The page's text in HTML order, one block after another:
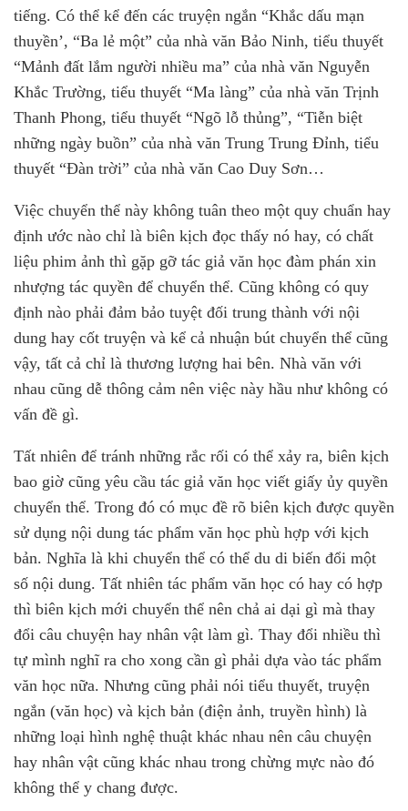
tiếng. Có thể kể đến các truyện ngắn “Khắc dấu mạn
thuyền’, “Ba lẻ một” của nhà văn Bảo Ninh, tiểu thuyết
“Mảnh đất lắm người nhiều ma” của nhà văn Nguyễn
Khắc Trường, tiểu thuyết “Ma làng” của nhà văn Trịnh
Thanh Phong, tiểu thuyết “Ngõ lỗ thủng”, “Tiễn biệt
những ngày buồn” của nhà văn Trung Trung Đỉnh, tiểu
thuyết “Đàn trời” của nhà văn Cao Duy Sơn…
Việc chuyển thể này không tuân theo một quy chuẩn hay
định ước nào chỉ là biên kịch đọc thấy nó hay, có chất
liệu phim ảnh thì gặp gỡ tác giả văn học đàm phán xin
nhượng tác quyền để chuyển thể. Cũng không có quy
định nào phải đảm bảo tuyệt đối trung thành với nội
dung hay cốt truyện và kể cả nhuận bút chuyển thể cũng
vậy, tất cả chỉ là thương lượng hai bên. Nhà văn với
nhau cũng dễ thông cảm nên việc này hầu như không có
vấn đề gì.
Tất nhiên để tránh những rắc rối có thể xảy ra, biên kịch
bao giờ cũng yêu cầu tác giả văn học viết giấy ủy quyền
chuyển thể. Trong đó có mục đề rõ biên kịch được quyền
sử dụng nội dung tác phẩm văn học phù hợp với kịch
bản. Nghĩa là khi chuyển thể có thể du di biến đổi một
số nội dung. Tất nhiên tác phẩm văn học có hay có hợp
thì biên kịch mới chuyển thể nên chả ai dại gì mà thay
đổi câu chuyện hay nhân vật làm gì. Thay đổi nhiều thì
tự mình nghĩ ra cho xong cần gì phải dựa vào tác phẩm
văn học nữa. Nhưng cũng phải nói tiểu thuyết, truyện
ngắn (văn học) và kịch bản (điện ảnh, truyền hình) là
những loại hình nghệ thuật khác nhau nên câu chuyện
hay nhân vật cũng khác nhau trong chừng mực nào đó
không thể y chang được.